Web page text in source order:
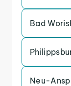
Bad
Neu-